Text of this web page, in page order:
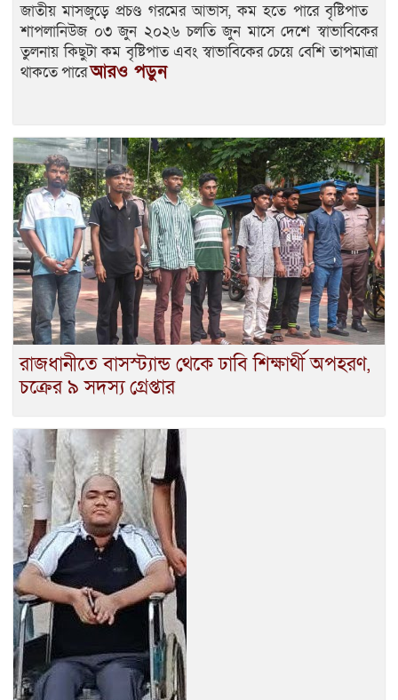
জাতীয় মাসজুড়ে প্রচণ্ড গরমের আভাস, কম হতে পারে বৃষ্টিপাত
শাপলানিউজ ০৩ জুন ২০২৬ চলতি জুন মাসে দেশে স্বাভাবিকের
তুলনায় কিছুটা কম বৃষ্টিপাত এবং স্বাভাবিকের চেয়ে বেশি তাপমাত্রা
থাকতে পারেআরও পড়ুন
রাজধানীতে বাসস্ট্যান্ড থেকে ঢাবি শিক্ষার্থী অপহরণ,
চক্রের ৯ সদস্য গ্রেপ্তার